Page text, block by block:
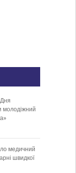
молодіжний
медичний
швидкої